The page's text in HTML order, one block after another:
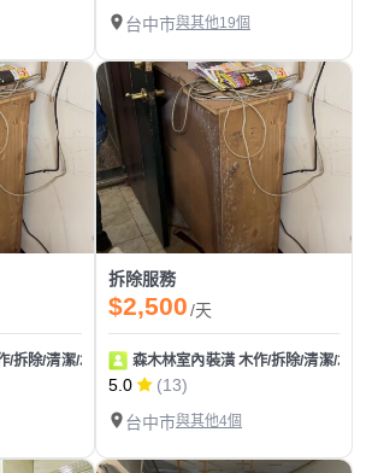
台中市與其他19個
拆除/清潔/水電
拆除服務
$2,500/天
森木林室內裝潢 木作/拆除/清潔/水電
5.0
(13)
台中市與其他4個